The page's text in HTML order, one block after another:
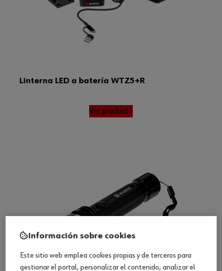
Linterna LED a batería WTZ5+R
Ver producto
Información sobre cookies
Este sitio web emplea cookies propias y de terceros para
gestionar el portal, personalizar el contenido, analizar el